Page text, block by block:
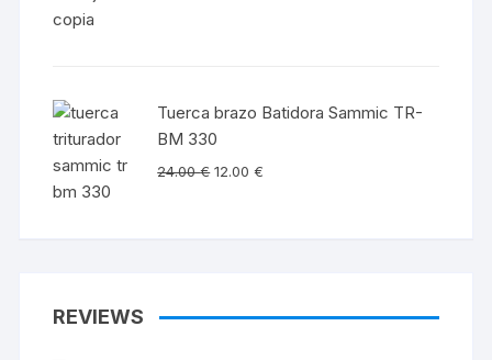
Tuerca brazo Batidora Sammic TR-
BM 330
24.00€ 12.00€
REVIEWS